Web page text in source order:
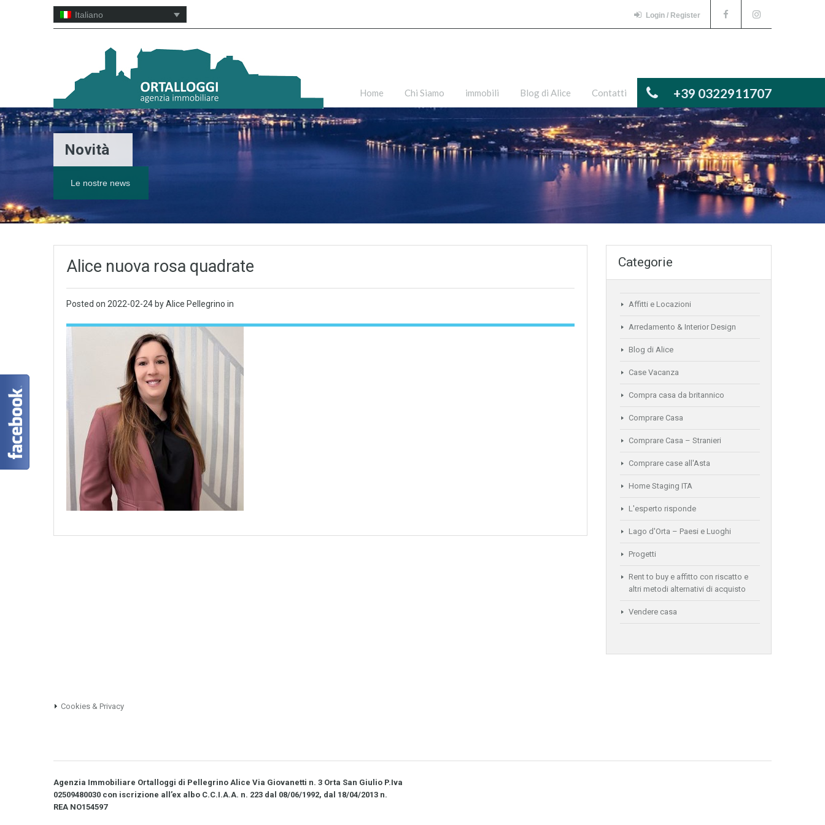
Italiano Login / Register
+39 0322911707
Home Chi Siamo immobili Blog di Alice Contatti
Novità
Le nostre news
Alice nuova rosa quadrate
Posted on 2022-02-24 by Alice Pellegrino in
Categorie
Affitti e Locazioni
Arredamento & Interior Design
Blog di Alice
Case Vacanza
Compra casa da britannico
Comprare Casa
Comprare Casa – Stranieri
Comprare case all'Asta
Home Staging ITA
L'esperto risponde
Lago d'Orta – Paesi e Luoghi
Progetti
Rent to buy e affitto con riscatto e
altri metodi alternativi di acquisto
Vendere casa
Cookies & Privacy
Agenzia Immobiliare Ortalloggi di Pellegrino Alice Via Giovanetti n. 3 Orta San Giulio P.Iva
02509480030 con iscrizione all’ex albo C.C.I.A.A. n. 223 dal 08/06/1992, dal 18/04/2013 n.
REA NO­154597